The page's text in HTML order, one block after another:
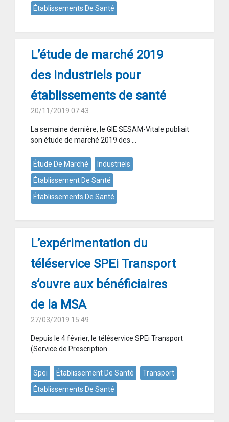
Établissements De Santé
L’étude de marché 2019
des industriels pour
établissements de santé
20/11/2019 07:43
La semaine dernière, le GIE SESAM-Vitale publiait
son étude de marché 2019 des ...
Étude De Marché
Industriels
Établissement De Santé
Établissements De Santé
L’expérimentation du
téléservice SPEi Transport
s’ouvre aux bénéficiaires
de la MSA
27/03/2019 15:49
Depuis le 4 février, le téléservice SPEi Transport
(Service de Prescription...
Spei Établissement De Santé
Transport
Établissements De Santé